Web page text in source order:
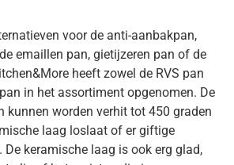
voor de anti-aanbakpan,
emaillen pan, gietijzeren pan of de
heeft zowel de RVS pan
in het assortiment opgenomen. De
kunnen worden verhit tot 450 graden
laag loslaat of er giftige
keramische laag is ook erg glad,